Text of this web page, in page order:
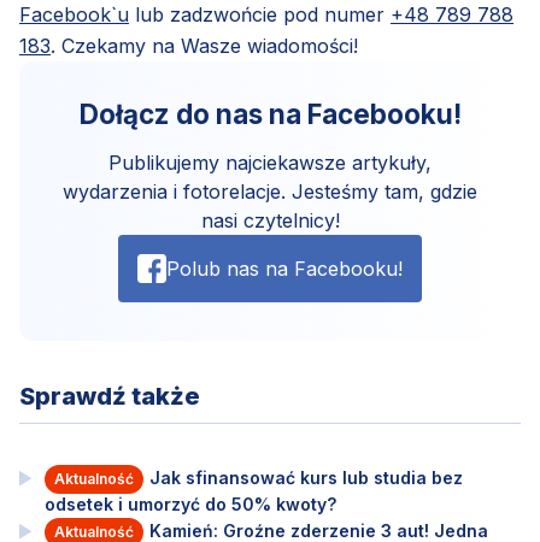
Facebook`u lub zadzwońcie pod numer +48 789 788
183. Czekamy na Wasze wiadomości!
Dołącz do nas na Facebooku!
Publikujemy najciekawsze artykuły,
wydarzenia i fotorelacje. Jesteśmy tam, gdzie
nasi czytelnicy!
Polub nas na Facebooku!
Sprawdź także
Aktualność
Jak sfinansować kurs lub studia bez
odsetek i umorzyć do 50% kwoty?
Aktualność
Kamień: Groźne zderzenie 3 aut! Jedna